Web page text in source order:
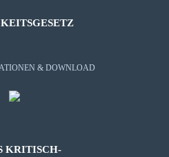
& DOWNLOAD
KRITISCH-